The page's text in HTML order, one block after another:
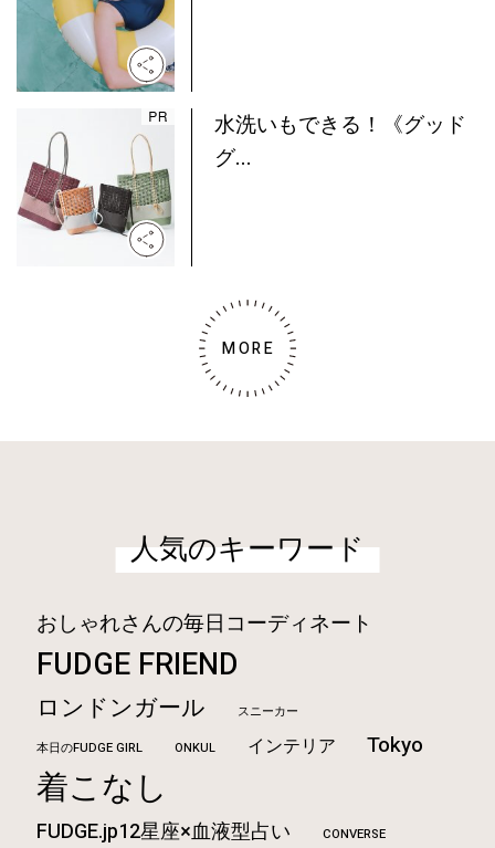
水洗いもできる！《グッド
グ...
MORE
人気のキーワード
おしゃれさんの毎日コーディネート
FUDGE FRIEND
ロンドンガール スニーカー
本日のFUDGE GIRL ONKUL インテリア Tokyo
着こなし
FUDGE.jp12星座×血液型占い CONVERSE